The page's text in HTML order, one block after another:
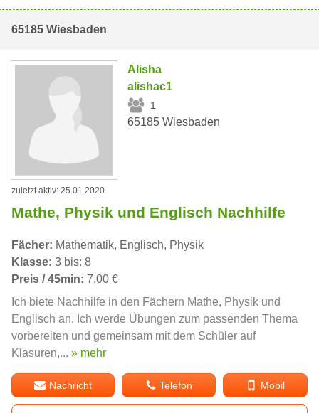
65185 Wiesbaden
Alisha
alishac1
1
65185 Wiesbaden
zuletzt aktiv: 25.01.2020
Mathe, Physik und Englisch Nachhilfe
Fächer: Mathematik, Englisch, Physik
Klasse: 3 bis: 8
Preis / 45min: 7,00 €
Ich biete Nachhilfe in den Fächern Mathe, Physik und
Englisch an. Ich werde Übungen zum passenden Thema
vorbereiten und gemeinsam mit dem Schüler auf
Klasuren,... » mehr
Nachricht Telefon Mobil